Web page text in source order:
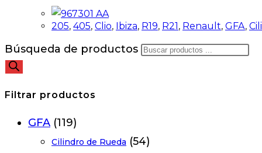
205, 405, Clio, Ibiza, R19, R21, Renault, GFA,
Búsqueda de productos
Filtrar productos
GFA (119)
Cilindro de Rueda (54)